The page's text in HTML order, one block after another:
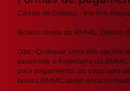
Cartão de Crédito - Via link
Boleto direto da RMMG, Débito
Obs.: Qualquer uma das opções
escolhida, o financeiro da
para pagamento ou caso opte
boleto RMMG serão